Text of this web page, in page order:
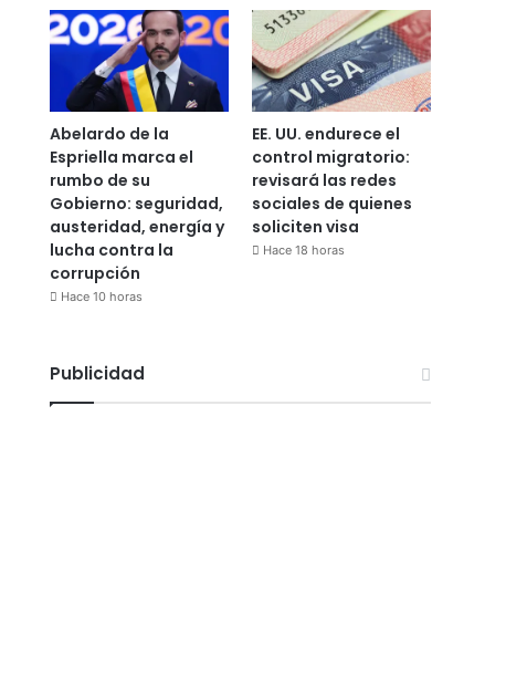
Abelardo de la
Espriella marca el
rumbo de su
Gobierno: seguridad,
austeridad, energía y
lucha contra la
corrupción
Hace 10 horas
EE. UU. endurece el
control migratorio:
revisará las redes
sociales de quienes
soliciten visa
Hace 18 horas
Publicidad